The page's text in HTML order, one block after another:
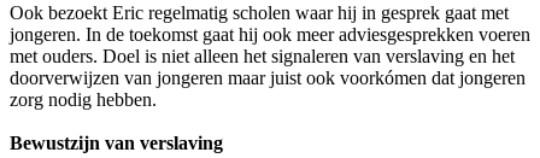
Ook bezoekt Eric regelmatig scholen waar hij in gesprek gaat met
jongeren. In de toekomst gaat hij ook meer adviesgesprekken voeren
met ouders. Doel is niet alleen het signaleren van verslaving en het
doorverwijzen van jongeren maar juist ook voorkómen dat jongeren
zorg nodig hebben.
Bewustzijn van verslaving